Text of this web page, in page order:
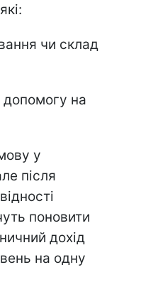
чи склад
на
у
після
поновити
дохід
на одну